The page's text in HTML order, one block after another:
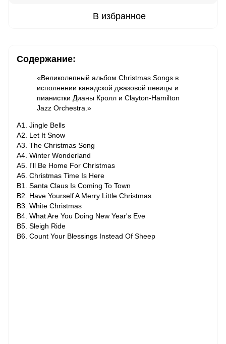
В избранное
Содержание:
«Великолепный альбом Christmas Songs в
исполнении канадской джазовой певицы и
пианистки Дианы Кролл и Clayton-Hamilton
Jazz Orchestra.»
A1. Jingle Bells
A2. Let It Snow
A3. The Christmas Song
A4. Winter Wonderland
A5. I'll Be Home For Christmas
A6. Christmas Time Is Here
B1. Santa Claus Is Coming To Town
B2. Have Yourself A Merry Little Christmas
B3. White Christmas
B4. What Are You Doing New Year's Eve
B5. Sleigh Ride
B6. Count Your Blessings Instead Of Sheep